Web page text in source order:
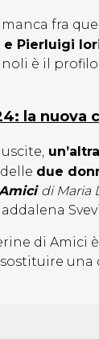
fra
e Pierluigi
è il
la
due
di Maria
di Amici